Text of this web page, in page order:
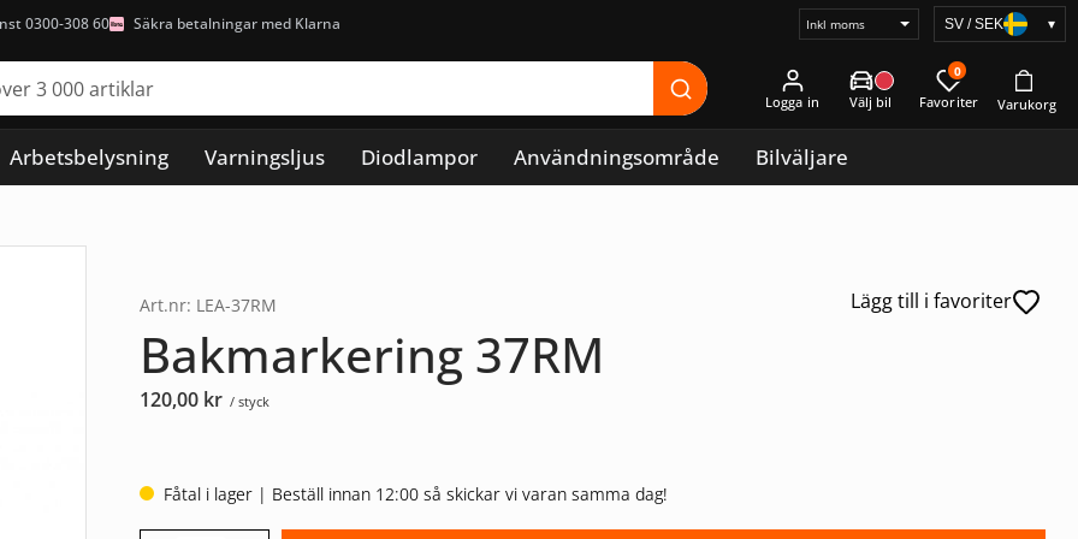
0300-308 60 Säkra betalningar med Klarna
Välj
SV / SEK ▾
Logga in
0
Arbetsbelysning Varningsljus Diodlampor Användningsområde Bilväljare
Lägg till i favoriter
Art.nr: LEA-37RM
Bakmarkering 37RM
120,00 kr / styck
Fåtal i lager | Beställ innan 12:00 så skickar vi varan samma dag!